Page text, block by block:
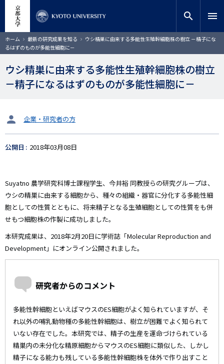
コ
ン
テ
に
サイト内検索
検索
search menu
ホーム 最新の研究成果を知る
ウシ精巣に由来する多能性生殖幹細胞株の樹立 －精子にな
るはずのものが多能性細胞に－
ウシ精巣に由来する多能性生殖幹細胞株の樹立
－精子になるはずのものが多能性細胞に－
タ
ッ
企業・研究者の方
公開日 2018年03月08日
Suyatno 農学研究科博士課程学生、今井裕 同教授らの研究グループは、
ウシの精巣に由来する細胞から、種々の組織・器官に分化する多能性細
胞としての性質とともに、将来精子となる生殖細胞としての性質をも併
せもつ細胞株の作製に成功しました。
本研究成果は、2018年2月20日に学術誌「Molecular Reproduction and
Development」にオンライン公開されました。
研究者からのコメント
多能性幹細胞といえばマウスのES細胞がよく知られていますが、そ
れ以外の哺乳動物種の多能性幹細胞は、樹立が困難でよく知られて
いない存在でした。本研究では、精子の生産を運命づけられている
精巣内の未分化な精原細胞からマウスのES細胞に類似した、しかし
精子になる能力も残している多能性幹細胞株を体外で作り出すこと